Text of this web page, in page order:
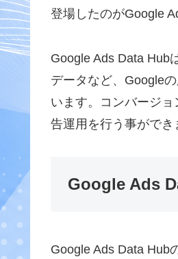
登場したのがGoogle
Google Ads Data Hub
データなど、Google
います。コンバージ
告運用を行う事ができ
Google Ads
Google Ads Data Hub